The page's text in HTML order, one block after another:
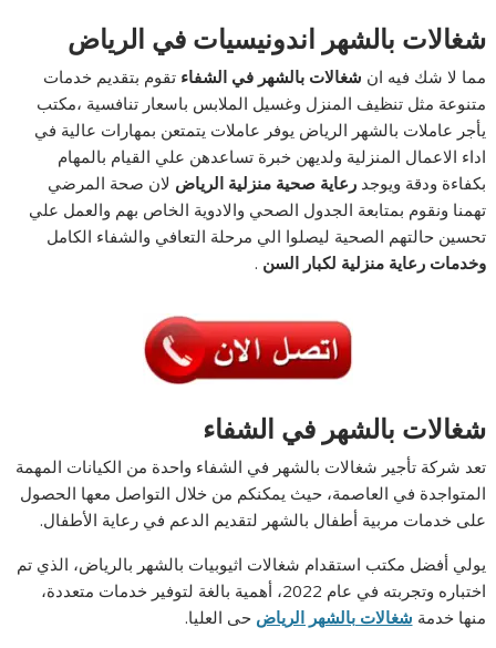
شغالات بالشهر اندونيسيات في الرياض
مما لا شك فيه ان شغالات بالشهر في الشفاءتقوم بتقديم خدمات
متنوعة مثل تنظيف المنزل وغسيل الملابس باسعار تنافسية ،مكتب
يأجر عاملات بالشهر الرياض يوفر عاملات يتمتعن بمهارات عالية في
اداء الاعمال المنزلية ولديهن خبرة تساعدهن علي القيام بالمهام
بكفاءة ودقة ويوجدرعاية صحية منزلية الرياض لان صحة المرضي
تهمنا ونقوم بمتابعة الجدول الصحي والادوية الخاص بهم والعمل علي
تحسين حالتهم الصحية ليصلوا الي مرحلة التعافي والشفاء الكامل
وخدمات رعاية منزلية لكبار السن .
شغالات بالشهر في الشفاء
تعد شركة تأجير شغالات بالشهر في الشفاء واحدة من الكيانات المهمة
المتواجدة في العاصمة، حيث يمكنكم من خلال التواصل معها الحصول
على خدمات مربية أطفال بالشهر لتقديم الدعم في رعاية الأطفال.
يولي أفضل مكتب استقدام شغالات اثيوبيات بالشهر بالرياض، الذي تم
اختباره وتجربته في عام 2022، أهمية بالغة لتوفير خدمات متعددة،
منها خدمة شغالات بالشهر الرياض حى العليا.